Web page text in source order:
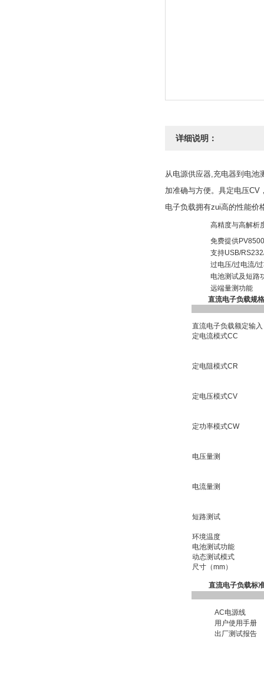
详细说明：
从电源供应器,充电器到电池
加准确与方便。具定电压
电子负载拥有zui高的性能价
高精度与高解析
免费提供
支持USB/
过电压/过电流/
电池测试及短路
远端量测功能
直流电子负载规格
直流电子负载额定输入
定电流模式CC
定电阻模式CR
定电压模式CV
定功率模式CW
电压量测
电流量测
短路测试
环境温度
电池测试功能
动态测试模式
尺寸（mm）
直流电子负载标
AC电源线
用户使用手册
出厂测试报告